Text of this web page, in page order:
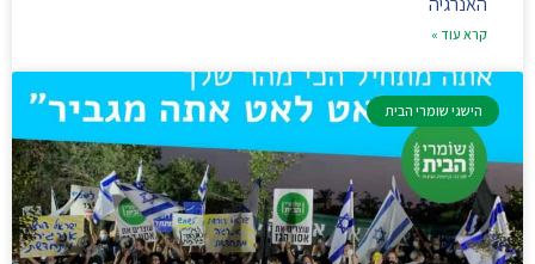
קרא עוד »
הישגי שומרי הבית